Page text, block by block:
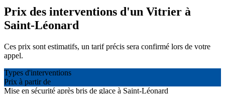
Prix des interventions d'un Vitrier à
Saint-Léonard
Ces prix sont estimatifs, un tarif précis sera confirmé lors de votre
appel.
Types d'interventions
Prix à partir de
Mise en sécurité après bris de glace à Saint-Léonard